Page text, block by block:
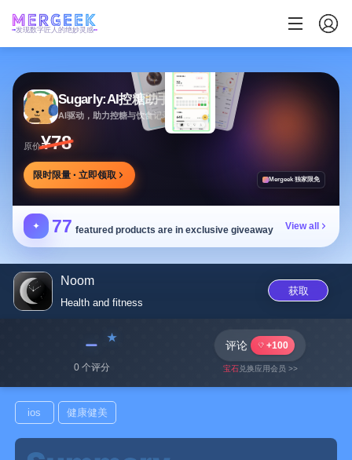
发现数字匠人的绝妙灵感
Sugarly:AI控糖助手
AI驱动，助力控糖与饮食记录，提供个性化建议
原价¥78
限时限量 · 立即领取 Mergeek 独家限免
✦ 77 featured products are in exclusive giveaway View all
Noom
Health and fitness
获取
﹣
0 个评分
评论 +100
宝石兑换应用会员 >>
ios 健康健美